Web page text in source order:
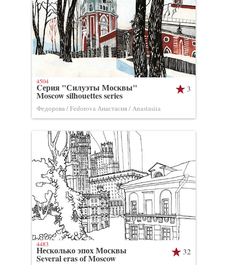
3
Cерия "Силуэты Москвы"
Moscow silhouettes series
Федорова / Fedorova Анастасия / Anastasiia
4504
32
Несколько эпох Москвы
Several eras of Moscow
4483